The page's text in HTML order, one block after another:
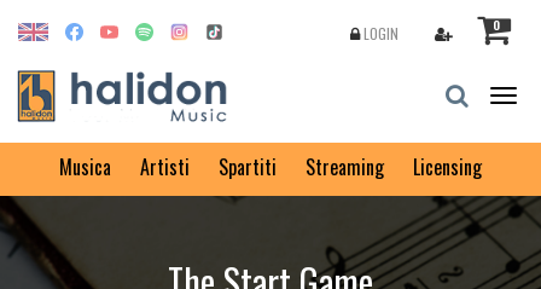
0
LOGIN
Musica Artisti Spartiti Streaming Licensing